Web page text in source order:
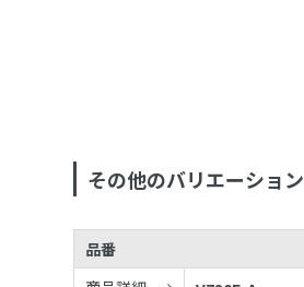
その他のバリエーション
品番